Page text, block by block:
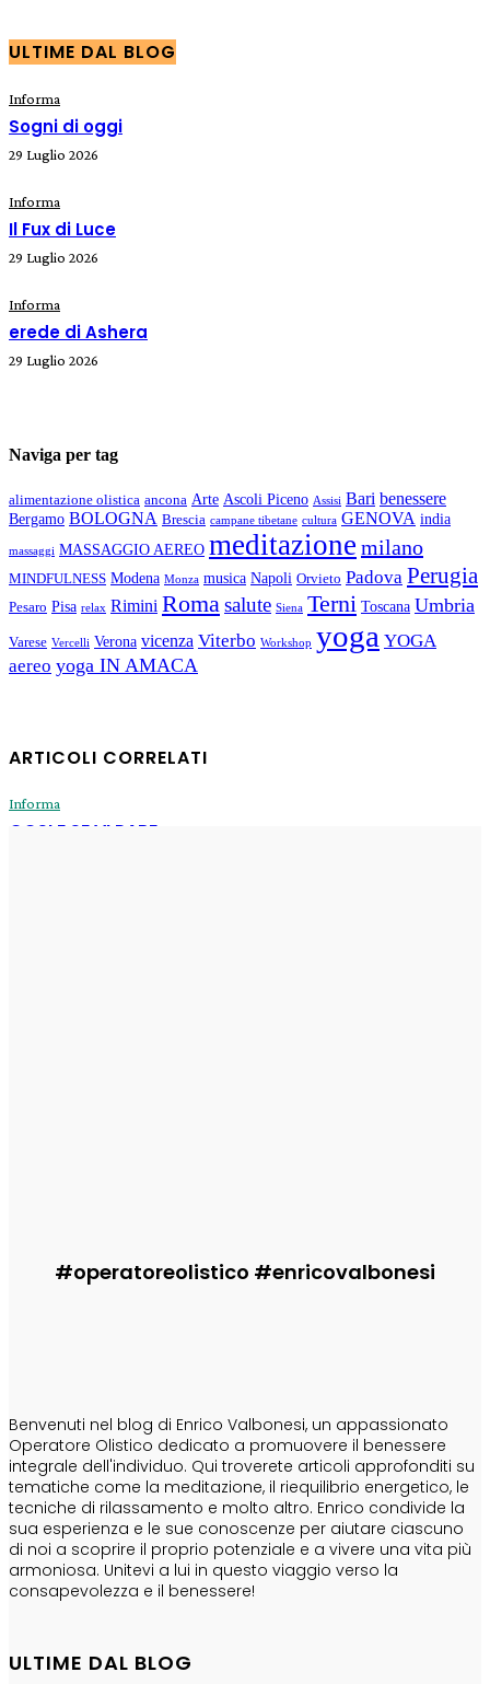
ULTIME DAL BLOG
Informa
Sogni di oggi
29 Luglio 2026
Informa
Il Fux di Luce
29 Luglio 2026
Informa
erede di Ashera
29 Luglio 2026
Naviga per tag
alimentazione olistica ancona Arte Ascoli Piceno Assisi Bari benessere
Bergamo BOLOGNA Brescia campane tibetane cultura GENOVA india
massaggi MASSAGGIO AEREO meditazione milano
MINDFULNESS Modena Monza musica Napoli Orvieto Padova Perugia
Pesaro Pisa relax Rimini Roma salute Siena Terni Toscana Umbria
Varese Vercelli Verona vicenza Viterbo Workshop yoga YOGA
aereo yoga IN AMACA
ARTICOLI CORRELATI
Informa
COSI E SE VI PARE
#operatoreolistico #enricovalbonesi
Benvenuti nel blog di Enrico Valbonesi, un appassionato
Operatore Olistico dedicato a promuovere il benessere
integrale dell'individuo. Qui troverete articoli approfonditi su
tematiche come la meditazione, il riequilibrio energetico, le
tecniche di rilassamento e molto altro. Enrico condivide la
sua esperienza e le sue conoscenze per aiutare ciascuno
di noi a scoprire il proprio potenziale e a vivere una vita più
armoniosa. Unitevi a lui in questo viaggio verso la
consapevolezza e il benessere!
ULTIME DAL BLOG